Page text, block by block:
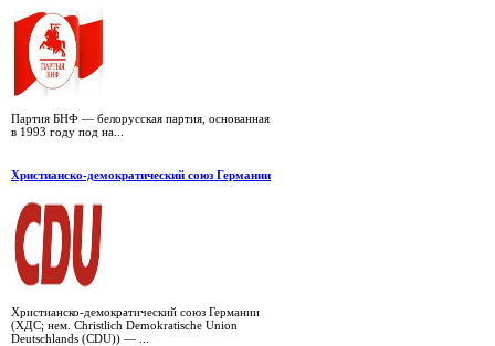
Партия БНФ — белорусская партия, основанная
в 1993 году под на...
Христианско-демократический союз Германии
Христианско-демократический союз Германии
(ХДС; нем. Christlich Demokratische Union
Deutschlands (CDU)) — ...